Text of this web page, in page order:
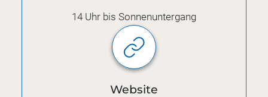
14 Uhr bis Sonnenuntergang
Website